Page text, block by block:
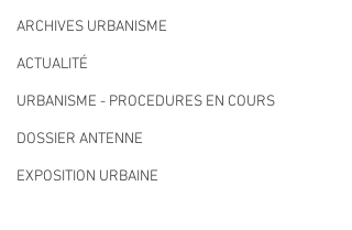
ARCHIVES URBANISME
ACTUALITÉ
URBANISME - PROCEDURES EN COURS
DOSSIER ANTENNE
EXPOSITION URBAINE